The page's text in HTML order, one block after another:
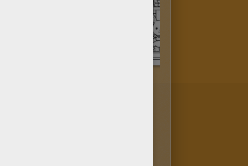
ont aimé la rubrique Coloriage
pas que tu peux aussi